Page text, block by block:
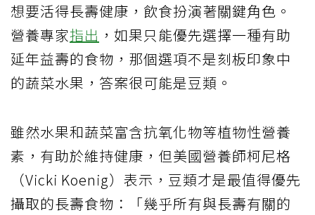
想要活得長壽健康，飲食扮演著關鍵角色。
營養專家指出 ，如果只能優先選擇一種有助
延年益壽的食物，那個選項不是刻板印象中
的蔬菜水果，答案很可能是豆類。
雖然水果和蔬菜富含抗氧化物等植物性營養
素，有助於維持健康，但美國營養師柯尼格
（Vicki Koenig）表示，豆類才是最值得優先
攝取的長壽食物：「幾乎所有與長壽有關的